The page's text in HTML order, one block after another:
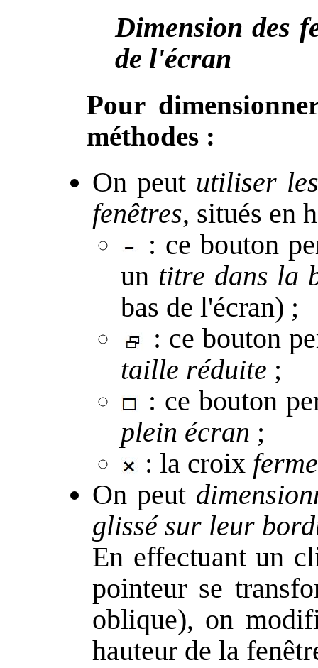
Dimension des
de l'écran
Pour
méthodes :
On peut utiliser
fenêtres, situés en
: ce bouton
un titre dans la
bas de l'écran) ;
: ce bouton
taille réduite ;
: ce bouton
plein écran ;
: la croix
On peut
glissé sur leur
En effectuant un
pointeur se
oblique), on
hauteur de la